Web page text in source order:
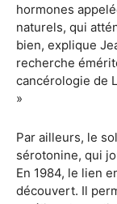
hormones
naturels, qui
bien, explique
recherche
cancérologie de
»
Par ailleurs, le
sérotonine, qui
En 1984, le lien
découvert. Il